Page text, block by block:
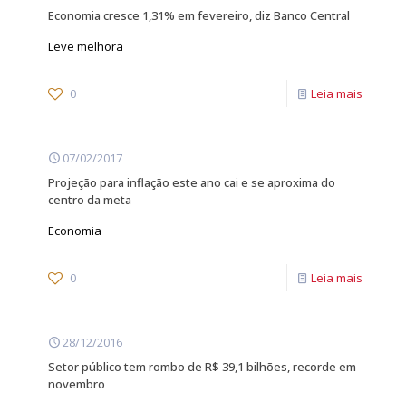
Economia cresce 1,31% em fevereiro, diz Banco Central
Leve melhora
0 Leia mais
07/02/2017
Projeção para inflação este ano cai e se aproxima do
centro da meta
Economia
0 Leia mais
28/12/2016
Setor público tem rombo de R$ 39,1 bilhões, recorde em
novembro